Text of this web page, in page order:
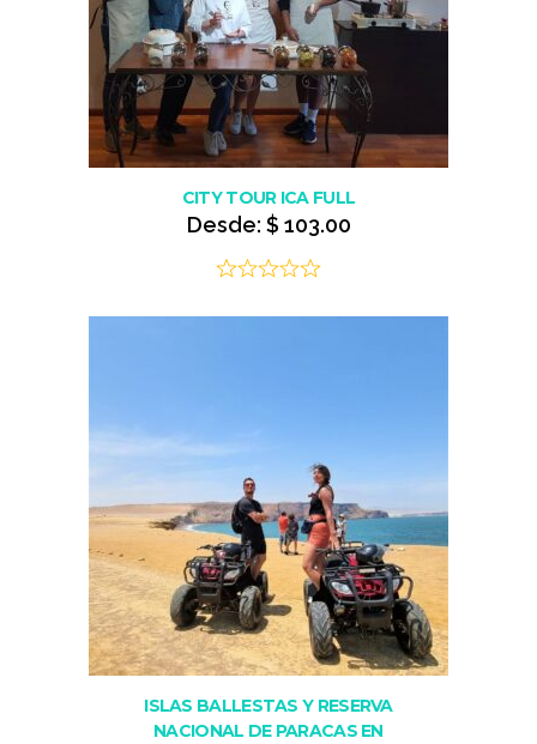
CITY TOUR ICA FULL
Desde: $ 103.00
ISLAS BALLESTAS Y RESERVA
NACIONAL DE PARACAS EN